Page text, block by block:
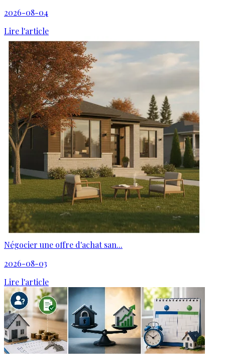
2026-08-04
Lire l'article
Négocier une offre d'achat san...
2026-08-03
Lire l'article